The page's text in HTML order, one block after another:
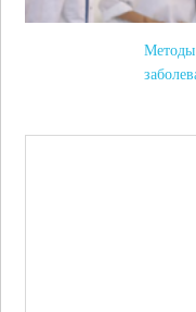
Методы